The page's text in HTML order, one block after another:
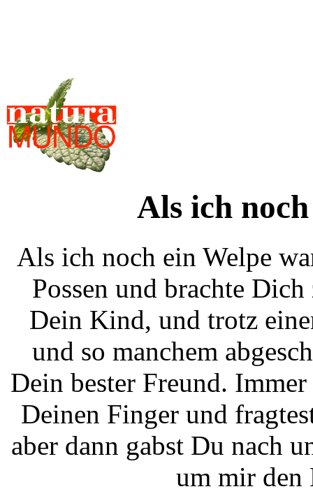
Als ich
Als ich noch ein Welpe
Possen und brachte
Dein Kind, und trotz
und so manchem
Dein bester Freund.
Deinen Finger und
aber dann gabst Du nach
um mir den